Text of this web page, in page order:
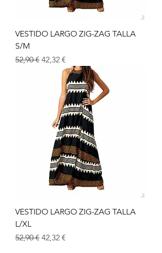
VESTIDO LARGO ZIG-ZAG TALLA
S/M
Prix original
52,90 € Prix promotionnel
42,32 €
VESTIDO LARGO ZIG-ZAG TALLA
L/XL
Prix original
52,90 € Prix promotionnel
42,32 €